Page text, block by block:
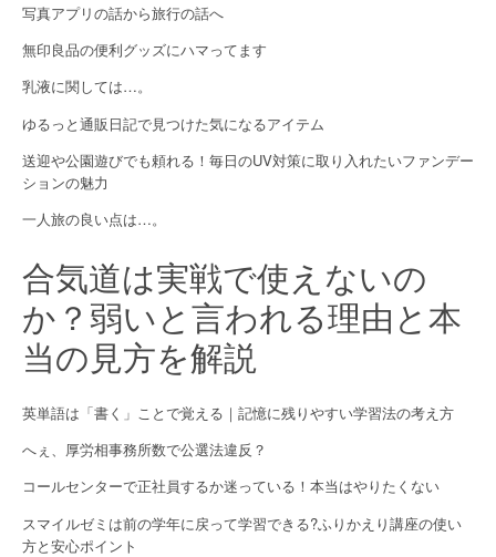
a
t
i
o
n
写真アプリの話から旅行の話へ
無印良品の便利グッズにハマってます
乳液に関しては…。
ゆるっと通販日記で見つけた気になるアイテム
送迎や公園遊びでも頼れる！毎日のUV対策に取り入れたいファンデー
ションの魅力
一人旅の良い点は…。
合気道は実戦で使えないの
か？弱いと言われる理由と本
当の見方を解説
英単語は「書く」ことで覚える｜記憶に残りやすい学習法の考え方
へぇ、厚労相事務所数で公選法違反？
コールセンターで正社員するか迷っている！本当はやりたくない
スマイルゼミは前の学年に戻って学習できる?ふりかえり講座の使い
方と安心ポイント